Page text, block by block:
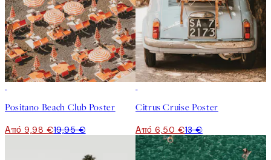
Positano Beach Club Poster
Από 9,98 €19,95 €
Citrus Cruise Poster
Από 6,50 €13 €